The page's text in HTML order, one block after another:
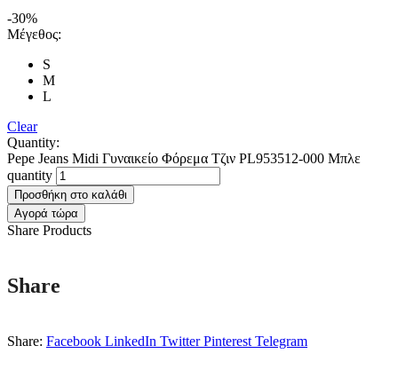
-30%
Μέγεθος:
S
M
L
Clear
Quantity:
Pepe Jeans Midi Γυναικείο Φόρεμα Τζιν PL953512-000 Μπλε
quantity
Προσθήκη στο καλάθι
Αγορά τώρα
Share Products
Share
Share: Facebook LinkedIn Twitter Pinterest Telegram